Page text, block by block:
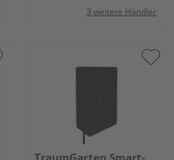
3 weitere Händler